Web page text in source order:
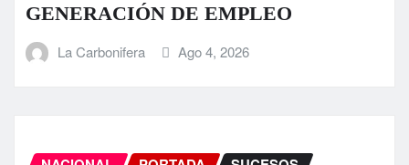
GENERACIÓN DE EMPLEO
La Carbonifera Ago 4, 2026